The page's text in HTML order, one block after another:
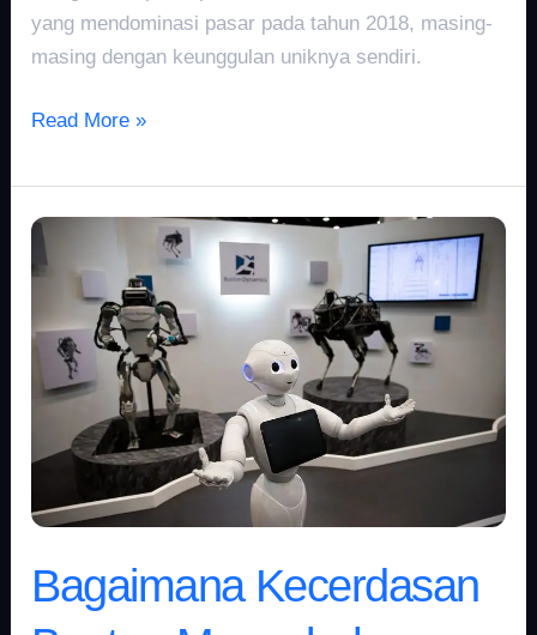
yang mendominasi pasar pada tahun 2018, masing-
masing dengan keunggulan uniknya sendiri.
Read More »
Bagaimana Kecerdasan
Bagaimana
Kecerdasan
Buatan
Mengubah
Layanan
Pelanggan
Media
Sosial
Pada
Tahun
2017